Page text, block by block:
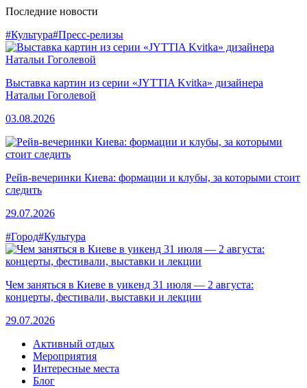
Последние новости
#Культура#Пресс-релизы
Выставка картин из серии «JYTTIA Kvitka» дизайнера
Натальи Гоголевой
03.08.2026
Рейв-вечеринки Киева: формации и клубы, за которыми стоит
следить
29.07.2026
#Город#Культура
Чем заняться в Киеве в уикенд 31 июля — 2 августа:
концерты, фестивали, выставки и лекции
29.07.2026
Активный отдых
Мероприятия
Интересные места
Блог